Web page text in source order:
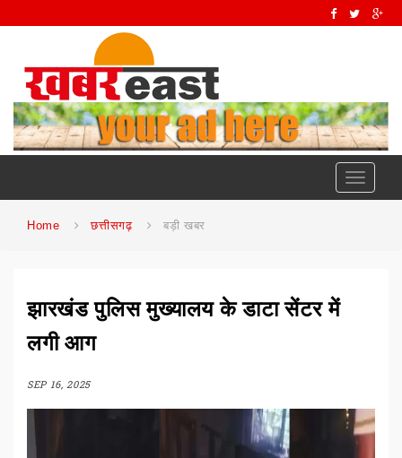
Toggle
Home छत्तीसगढ़ बड़ी खबर
झारखंड पुलिस मुख्यालय के डाटा सेंटर में
लगी आग
SEP 16, 2025